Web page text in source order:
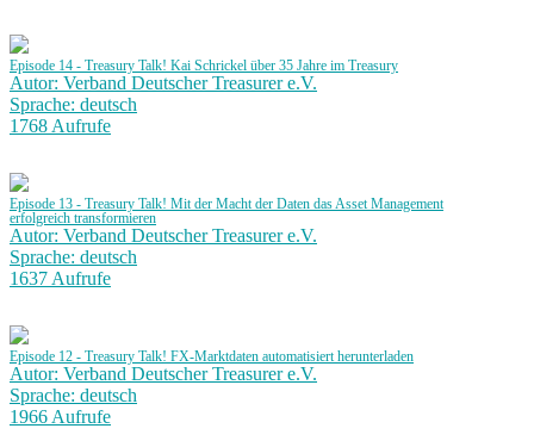
Episode 14 - Treasury Talk! Kai Schrickel über 35 Jahre im Treasury
Autor: Verband Deutscher Treasurer e.V.
Sprache: deutsch
1768 Aufrufe
Episode 13 - Treasury Talk! Mit der Macht der Daten das Asset Management
erfolgreich transformieren
Autor: Verband Deutscher Treasurer e.V.
Sprache: deutsch
1637 Aufrufe
Episode 12 - Treasury Talk! FX-Marktdaten automatisiert herunterladen
Autor: Verband Deutscher Treasurer e.V.
Sprache: deutsch
1966 Aufrufe